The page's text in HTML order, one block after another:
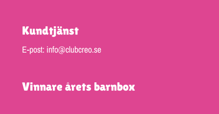
Kundtjänst
E-post: info@clubcreo.se
Vinnare årets barnbox